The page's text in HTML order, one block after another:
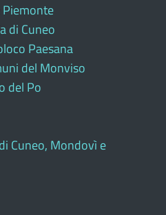
Piemonte
di Cuneo
Paesana
del Monviso
del Po
Cuneo, Mondovì e